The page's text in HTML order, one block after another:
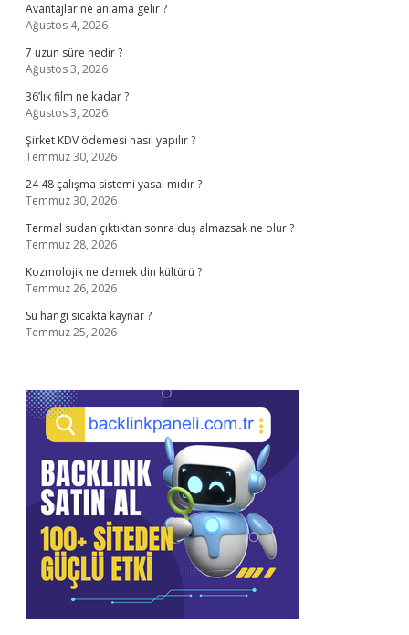
Avantajlar ne anlama gelir ?
Ağustos 4, 2026
7 uzun sûre nedir ?
Ağustos 3, 2026
36’lık film ne kadar ?
Ağustos 3, 2026
Şirket KDV ödemesi nasıl yapılır ?
Temmuz 30, 2026
24 48 çalışma sistemi yasal mıdır ?
Temmuz 30, 2026
Termal sudan çıktıktan sonra duş almazsak ne olur ?
Temmuz 28, 2026
Kozmolojik ne demek din kültürü ?
Temmuz 26, 2026
Su hangi sıcakta kaynar ?
Temmuz 25, 2026